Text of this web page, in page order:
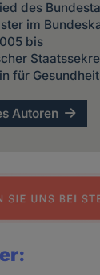
des
im
bis
für
Autoren